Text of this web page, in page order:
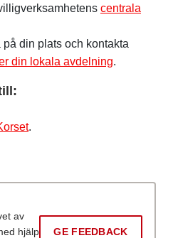
centrala
på din plats och kontakta
din lokala avdelning.
.
av
hjälp
GE FEEDBACK